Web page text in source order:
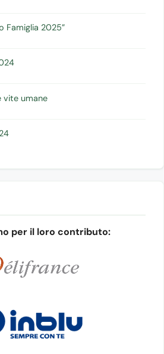
Famiglia 2025”
vite umane
per il loro contributo: